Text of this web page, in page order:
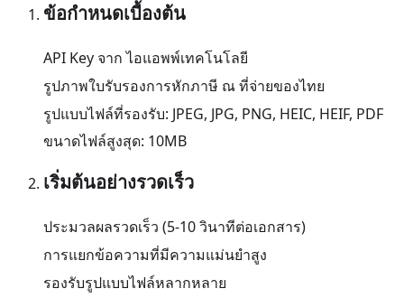
ข้อกำหนดเบื้องต้น
API Key จาก ไอแอพพ์เทคโนโลยี
รูปภาพใบรับรองการหักภาษี ณ ที่จ่ายของไทย
รูปแบบไฟล์ที่รองรับ: JPEG, JPG, PNG, HEIC, HEIF, PDF
ขนาดไฟล์สูงสุด: 10MB
เริ่มต้นอย่างรวดเร็ว
ประมวลผลรวดเร็ว (5-10 วินาทีต่อเอกสาร)
การแยกข้อความที่มีความแม่นยำสูง
รองรับรูปแบบไฟล์หลากหลาย